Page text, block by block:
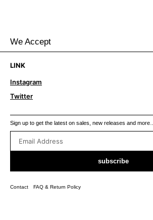
We Accept
LINK
Instagram
Twitter
Sign up to get the latest on sales, new releases and more…
subscribe
Contact FAQ & Return Policy